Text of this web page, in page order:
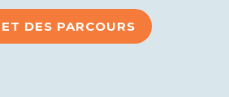
DES PARCOURS